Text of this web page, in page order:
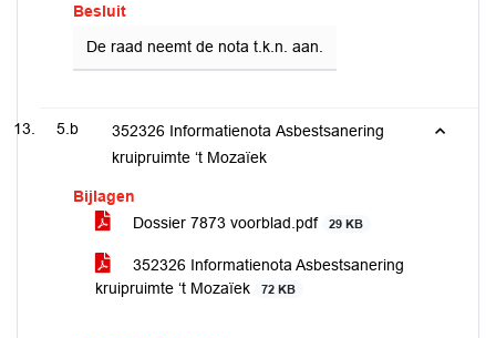
Besluit
De raad neemt de nota t.k.n. aan.
5.b
352326 Informatienota Asbestsanering
kruipruimte ‘t Mozaïek
Bijlagen
Dossier 7873 voorblad.pdf
29 KB
352326 Informatienota Asbestsanering
kruipruimte ‘t Mozaïek
72 KB